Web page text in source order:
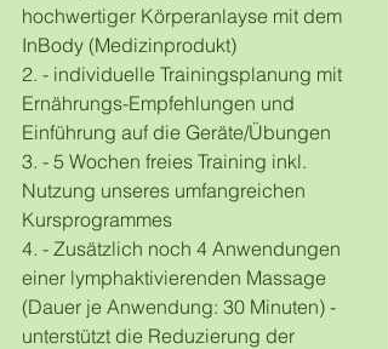
hochwertiger Körperanlayse mit dem
InBody (Medizinprodukt)
2. - individuelle Trainingsplanung mit
Ernährungs-Empfehlungen und
Einführung auf die Geräte/Übungen
3. - 5 Wochen freies Training inkl.
Nutzung unseres umfangreichen
Kursprogrammes
4. - Zusätzlich noch 4 Anwendungen
einer lymphaktivierenden Massage
(Dauer je Anwendung: 30 Minuten) -
unterstützt die Reduzierung der